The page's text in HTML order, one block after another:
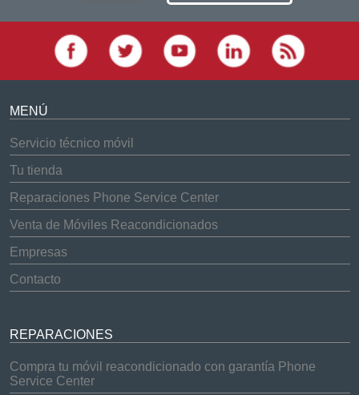
MENÚ
Servicio técnico móvil
Tu tienda
Reparaciones Phone Service Center
Venta de Móviles Reacondicionados
Empresas
Contacto
REPARACIONES
Compra tu móvil reacondicionado con garantía Phone
Service Center